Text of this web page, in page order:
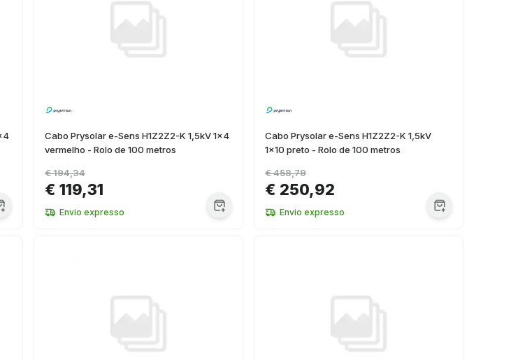
Cabo Prysolar e-Sens H1Z2Z2-K 1,5kV 1x4
vermelho - Rolo de 100 metros
€ 119,31
€ 194,34
Envio expresso
Cabo Prysolar e-Sens H1Z2Z2-K 1,5kV
1x10 preto - Rolo de 100 metros
€ 250,92
€ 458,79
Envio expresso